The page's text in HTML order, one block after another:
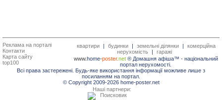
Реклама на порталі
Контакти
Карта сайту
top100
квартири | будинки | земельні ділянки |
комерційна
нерухомість
|
гаражі
www.home-poster.net® Домашня афіша™ - національний
портал нерухомості.
Всі права застережені. Будь-яке використання інформації можливе лише з
посиланням на портал.
© Copyright 2009-2026 home-poster.net
Наші партнери: